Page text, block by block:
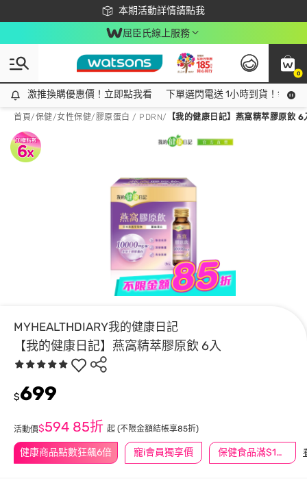
本期活動詳情請點我
下載app最高回饋$350
屈臣氏線上服務
0
激推換購優惠價！立即點我看
激推換購優惠價！立即點我看 下單選閃電送 1小時到貨！領神
首頁/保健/女性保健/膠原蛋白 / PDRN/ 【我的健康日記】燕窩精萃膠原飲 6
MYHEALTHDIARY我的健康日記
【我的健康日記】燕窩精萃膠原飲 6入
健康商品點數狂飆6倍 寵i會員獨享價 保健食品滿$1200送$100
$699
活動價$594 85折 起 (不限金額結帳享85折)